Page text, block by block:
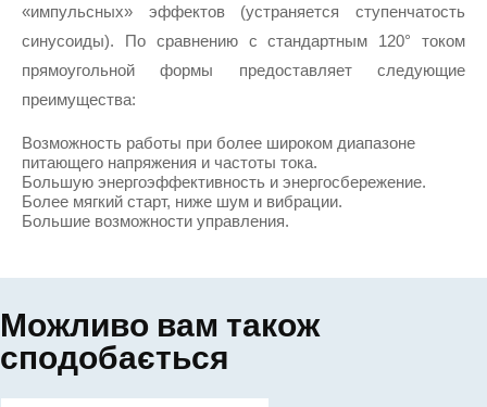
«импульсных» эффектов (устраняется ступенчатость
синусоиды). По сравнению с стандартным 120° током
прямоугольной формы предоставляет следующие
преимущества:
Возможность работы при более широком диапазоне
питающего напряжения и частоты тока.
Большую энергоэффективность и энергосбережение.
Более мягкий старт, ниже шум и вибрации.
Большие возможности управления.
Можливо вам також
сподобається